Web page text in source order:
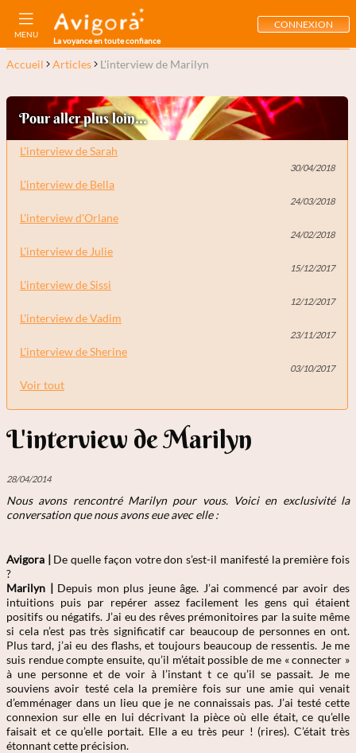
MENU
La voyance en toute confiance
CONNEXION
Accueil Articles L'interview de Marilyn
Pour aller plus loin...
L'interview de Sarah
30/04/2018
L'interview de Bella
24/03/2018
L'interview d'Orlane
24/02/2018
L'interview de Julie
15/12/2017
L'interview de Sissi
12/12/2017
L'interview de Vadim
23/11/2017
L'interview de Sherine
03/10/2017
Voir tout
L'interview de Marilyn
28/04/2014
Nous avons rencontré Marilyn pour vous. Voici en exclusivité la
conversation que nous avons eue avec elle :
Avigora | De quelle façon votre don s’est-il manifesté la première fois
?
Marilyn | Depuis mon plus jeune âge. J’ai commencé par avoir des
intuitions puis par repérer assez facilement les gens qui étaient
positifs ou négatifs. J’ai eu des rêves prémonitoires par la suite même
si cela n’est pas très significatif car beaucoup de personnes en ont.
Plus tard, j’ai eu des flashs, et toujours beaucoup de ressentis. Je me
suis rendue compte ensuite, qu’il m’était possible de me « connecter »
à une personne et de voir à l’instant t ce qu’il se passait. Je me
souviens avoir testé cela la première fois sur une amie qui venait
d’emménager dans un lieu que je ne connaissais pas. J’ai testé cette
connexion sur elle en lui décrivant la pièce où elle était, ce qu’elle
faisait et ce qu’elle portait. Elle a eu très peur ! (rires). C’était très
étonnant cette précision.